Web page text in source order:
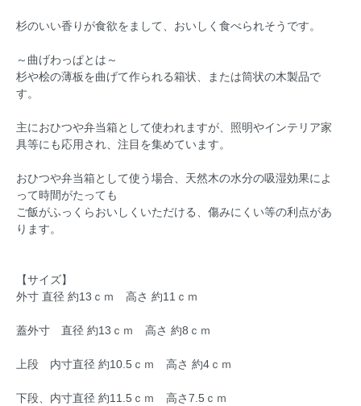
杉のいい香りが食欲をまして、おいしく食べられそうです。
～曲げわっぱとは～
杉や桧の薄板を曲げて作られる箱状、または筒状の木製品で
す。
主におひつや弁当箱として使われますが、照明やインテリア家
具等にも応用され、注目を集めています。
おひつや弁当箱として使う場合、天然木の水分の吸湿効果によ
って時間がたっても
ご飯がふっくらおいしくいただける、傷みにくい等の利点があ
ります。
【サイズ】
外寸 直径 約13ｃｍ 高さ 約11ｃｍ
蓋外寸 直径 約13ｃｍ 高さ 約8ｃｍ
上段 内寸直径 約10.5ｃｍ 高さ 約4ｃｍ
下段、内寸直径 約11.5ｃｍ 高さ7.5ｃｍ